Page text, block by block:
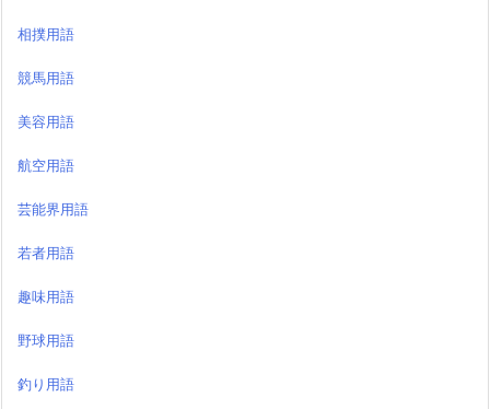
相撲用語
競馬用語
美容用語
航空用語
芸能界用語
若者用語
趣味用語
野球用語
釣り用語